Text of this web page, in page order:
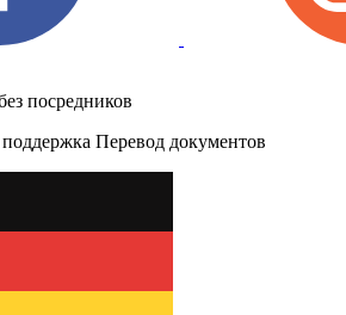
посредников
Перевод документов